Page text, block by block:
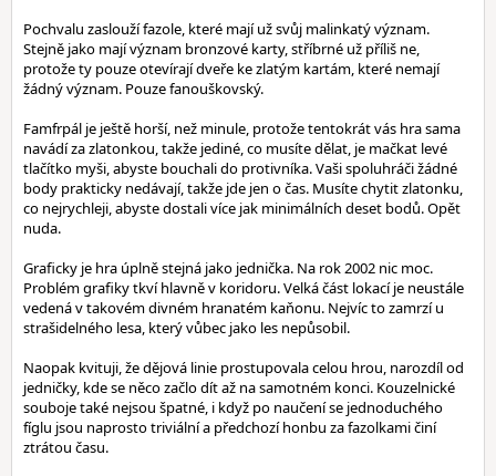
Pochvalu zaslouží fazole, které mají už svůj malinkatý význam.
Stejně jako mají význam bronzové karty, stříbrné už příliš ne,
protože ty pouze otevírají dveře ke zlatým kartám, které nemají
žádný význam. Pouze fanouškovský.
Famfrpál je ještě horší, než minule, protože tentokrát vás hra sama
navádí za zlatonkou, takže jediné, co musíte dělat, je mačkat levé
tlačítko myši, abyste bouchali do protivníka. Vaši spoluhráči žádné
body prakticky nedávají, takže jde jen o čas. Musíte chytit zlatonku,
co nejrychleji, abyste dostali více jak minimálních deset bodů. Opět
nuda.
Graficky je hra úplně stejná jako jednička. Na rok 2002 nic moc.
Problém grafiky tkví hlavně v koridoru. Velká část lokací je neustále
vedená v takovém divném hranatém kaňonu. Nejvíc to zamrzí u
strašidelného lesa, který vůbec jako les nepůsobil.
Naopak kvituji, že dějová linie prostupovala celou hrou, narozdíl od
jedničky, kde se něco začlo dít až na samotném konci. Kouzelnické
souboje také nejsou špatné, i když po naučení se jednoduchého
fíglu jsou naprosto triviální a předchozí honbu za fazolkami činí
ztrátou času.